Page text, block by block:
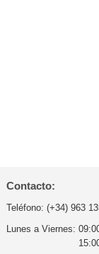
Contacto:
Teléfono: (+34) 963
Lunes a Viernes: